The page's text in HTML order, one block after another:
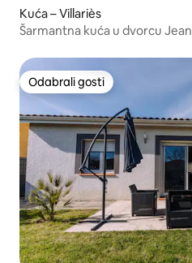
Kuća – Villariès
Šarmantna kuća u dvorcu Jean
Odabrali gosti
Odabrali gosti